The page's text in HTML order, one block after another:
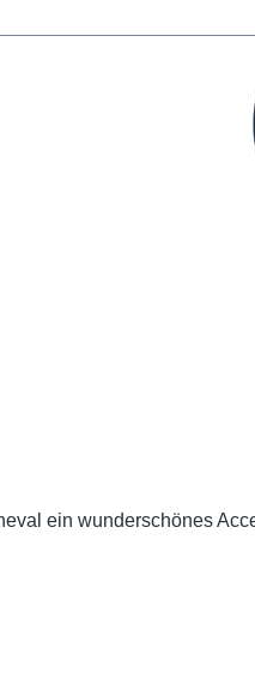
ein wunderschönes